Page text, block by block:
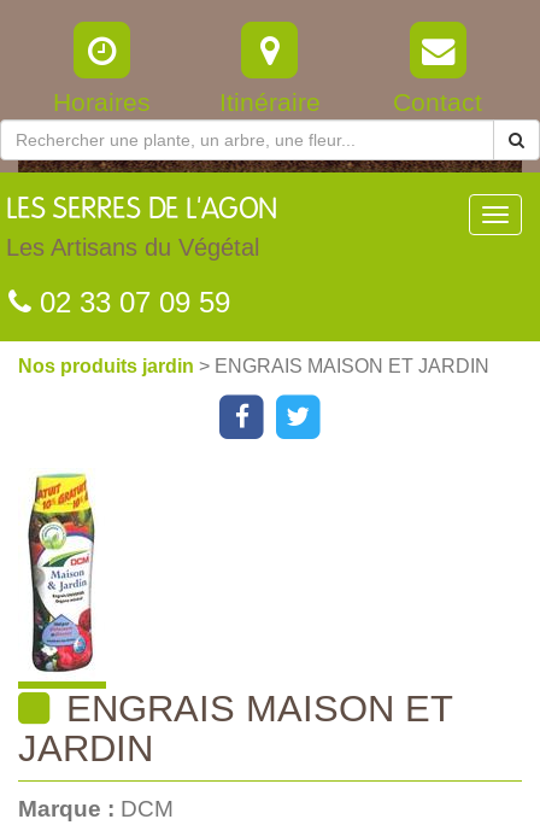
Horaires Itinéraire Contact
LES SERRES DE L'AGON
Les Artisans du Végétal
02 33 07 09 59
Nos produits jardin > ENGRAIS MAISON ET JARDIN
ENGRAIS MAISON ET
JARDIN
Marque : DCM